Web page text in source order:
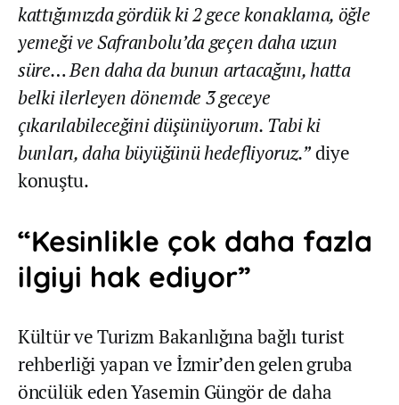
kattığımızda gördük ki 2 gece konaklama, öğle
yemeği ve Safranbolu’da geçen daha uzun
süre… Ben daha da bunun artacağını, hatta
belki ilerleyen dönemde 3 geceye
çıkarılabileceğini düşünüyorum. Tabi ki
bunları, daha büyüğünü hedefliyoruz.”diye
konuştu.
“Kesinlikle çok daha fazla
ilgiyi hak ediyor”
Kültür ve Turizm Bakanlığına bağlı turist
rehberliği yapan ve İzmir’den gelen gruba
öncülük eden Yasemin Güngör de daha